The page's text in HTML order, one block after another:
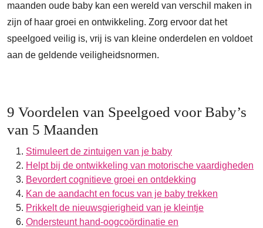
maanden oude baby kan een wereld van verschil maken in
zijn of haar groei en ontwikkeling. Zorg ervoor dat het
speelgoed veilig is, vrij is van kleine onderdelen en voldoet
aan de geldende veiligheidsnormen.
9 Voordelen van Speelgoed voor Baby’s
van 5 Maanden
Stimuleert de zintuigen van je baby
Helpt bij de ontwikkeling van motorische vaardigheden
Bevordert cognitieve groei en ontdekking
Kan de aandacht en focus van je baby trekken
Prikkelt de nieuwsgierigheid van je kleintje
Ondersteunt hand-oogcoördinatie en